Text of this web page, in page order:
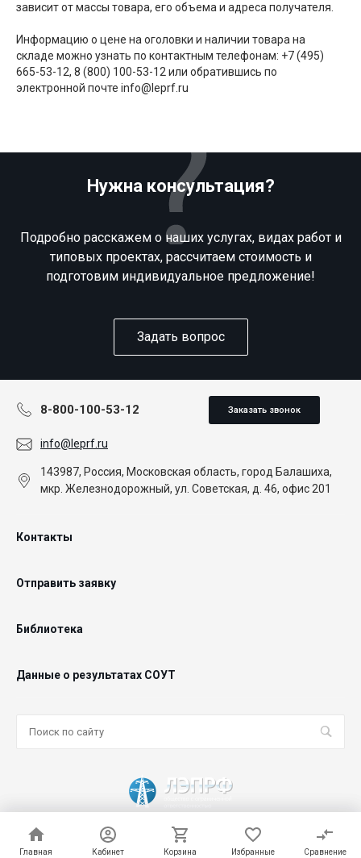
Главная Кабинет Корзина Избранные Сравнение
Главная Кабинет Корзина Избранные Сравнение
зависит от массы товара, его объема и адреса получателя.
Информацию о цене на оголовки и наличии товара на
складе можно узнать по контактным телефонам: +7 (495)
665-53-12, 8 (800) 100-53-12 или обратившись по
электронной почте info@leprf.ru
Нужна консультация?
Подробно расскажем о наших услугах, видах работ и
типовых проектах, рассчитаем стоимость и
подготовим индивидуальное предложение!
Задать вопрос
8-800-100-53-12 Заказать звонок
info@leprf.ru
143987, Россия, Московская область, город Балашиха,
мкр. Железнодорожный, ул. Советская, д. 46, офис 201
Контакты
Отправить заявку
Библиотека
Данные о результатах СОУТ
© 2026 ООО "ЛЭПРФ", Все права защищены